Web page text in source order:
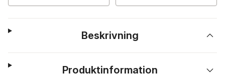
Beskrivning
Produktinformation